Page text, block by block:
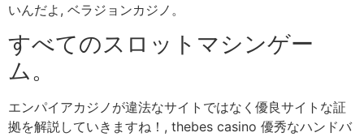
いんだよ, ベラジョンカジノ。
すべてのスロットマシンゲー
ム。
エンパイアカジノが違法なサイトではなく優良サイトな証
拠を解説していきますね！, thebes casino 優秀なハンドバ